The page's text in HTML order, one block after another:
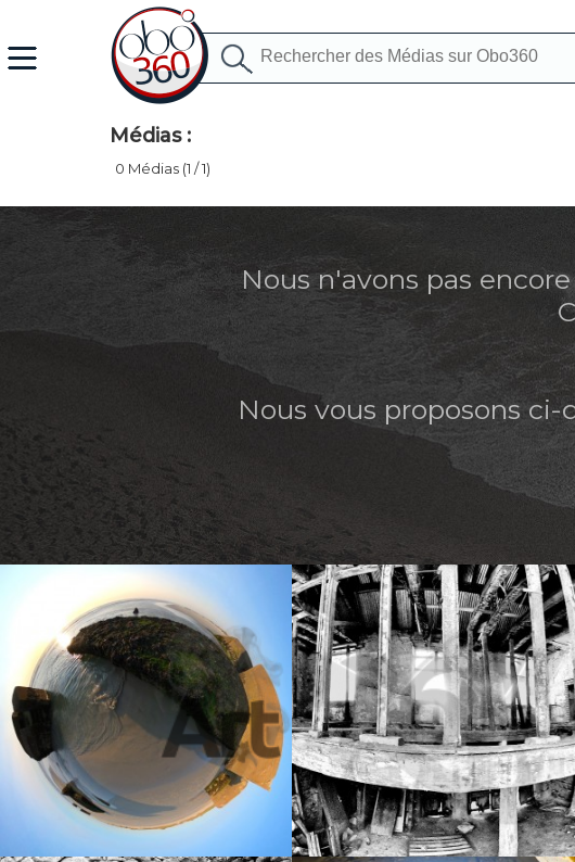
Médias :
0 Médias (1 / 1)
Nous n'avons pas
Nous vous proposons